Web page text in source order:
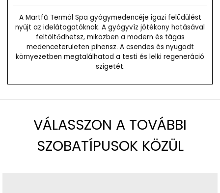
A Martfű Termál Spa gyógymedencéje igazi felüdülést
nyújt az idelátogatóknak. A gyógyvíz jótékony hatásával
feltöltődhetsz, miközben a modern és tágas
medenceterületen pihensz. A csendes és nyugodt
környezetben megtalálhatod a testi és lelki regeneráció
szigetét.
VÁLASSZON A TOVÁBBI
SZOBATÍPUSOK KÖZÜL